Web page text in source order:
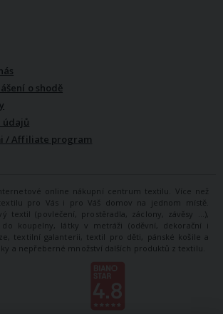
o shodě
údajů
/ Affiliate program
online nákupní centrum textilu. Více než
pro Vás i pro Váš domov na jednom místě.
textil (povlečení, prostěradla, záclony, závěsy ...),
koupelny, látky v metráži (oděvní, dekorační i
textilní galanterii, textil pro děti, pánské košile a
a nepřeberné množství dalších produktů z textilu.